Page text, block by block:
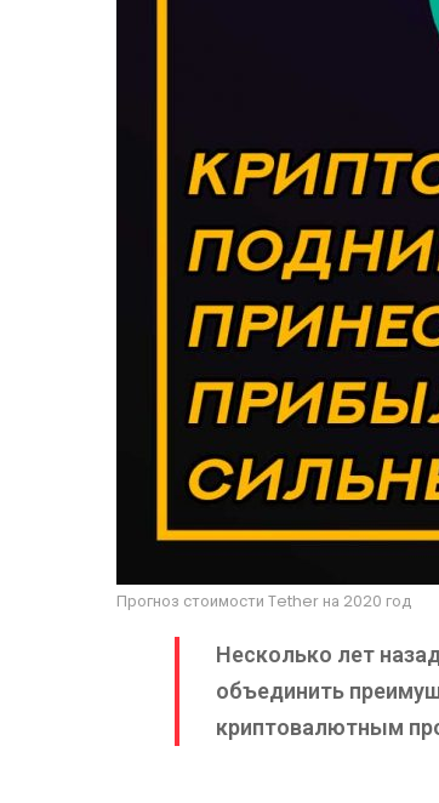
Прогноз стоимости Tether на 2020 год
Несколько лет
объединить
криптовалютным